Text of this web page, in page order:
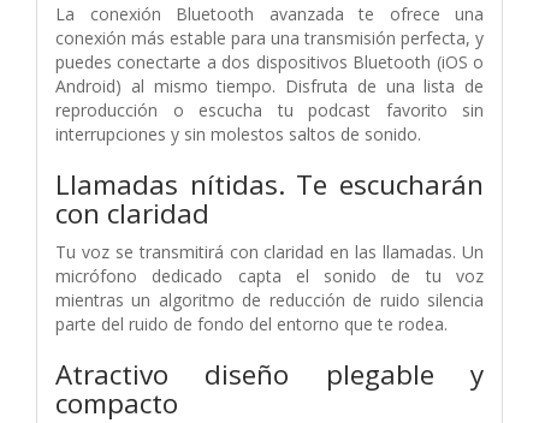
La conexión Bluetooth avanzada te ofrece una
conexión más estable para una transmisión perfecta, y
puedes conectarte a dos dispositivos Bluetooth (iOS o
Android) al mismo tiempo. Disfruta de una lista de
reproducción o escucha tu podcast favorito sin
interrupciones y sin molestos saltos de sonido.
Llamadas nítidas. Te escucharán
con claridad
Tu voz se transmitirá con claridad en las llamadas. Un
micrófono dedicado capta el sonido de tu voz
mientras un algoritmo de reducción de ruido silencia
parte del ruido de fondo del entorno que te rodea.
Atractivo diseño plegable y
compacto